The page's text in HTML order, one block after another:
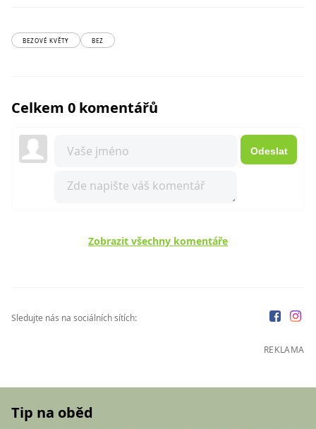
BEZOVÉ KVĚTY BEZ
Celkem 0 komentářů
Odeslat
Zobrazit všechny komentáře
Sledujte nás na sociálních sítích:
REKLAMA
Tip na oběd